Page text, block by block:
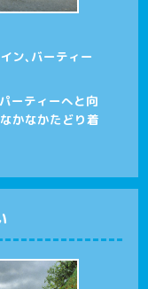
ン、バーティー
ーティーへと向
かなかたどり着